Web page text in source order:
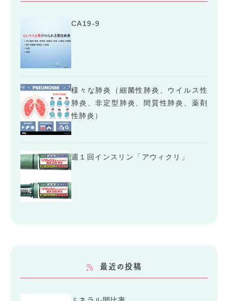
CA19-9
様々な肺炎（細菌性肺炎、ウイルス性
肺炎、非定型肺炎、間質性肺炎、薬剤
性肺炎）
週１回インスリン「アウィクリ」
最近の投稿